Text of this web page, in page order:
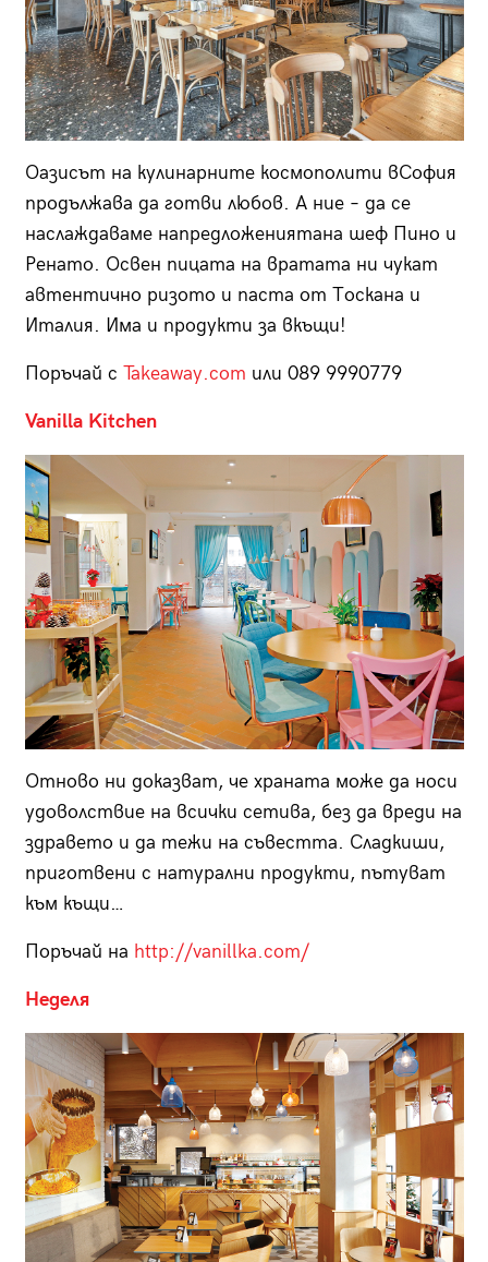
Оазисът на кулинарните космополити вСофия
продължава да готви любов. А ние – да се
наслаждаваме напредложениятана шеф Пино и
Ренато. Освен пицата на вратата ни чукат
автентично ризото и паста от Тоскана и
Италия. Има и продукти за вкъщи!
Поръчай с Takeaway.com или 089 9990779
Vanilla Kitchen
Отново ни доказват, че храната може да носи
удоволствие на всички сетива, без да вреди на
здравето и да тежи на съвестта. Сладкиши,
приготвени с натурални продукти, пътуват
към къщи…
Поръчай на http://vanillka.com/
Неделя